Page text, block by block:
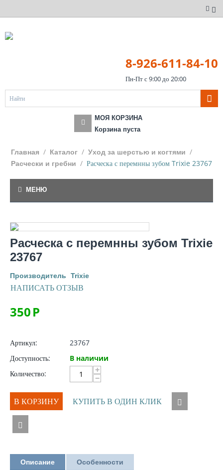
8-926-611-84-10
Пн-Пт с 9:00 до 20:00
МОЯ КОРЗИНА
Корзина пуста
Главная / Каталог / Уход за шерстью и когтями /
Расчески и гребни / Расческа с перемнны зубом Trixie 23767
МЕНЮ
Расческа с перемнны зубом Trixie
23767
Производитель Trixie
НАПИСАТЬ ОТЗЫВ
350Р
Артикул:
23767
Доступность:
В наличии
Количество:
+
−
В КОРЗИНУ КУПИТЬ В ОДИН КЛИК
Описание Особенности